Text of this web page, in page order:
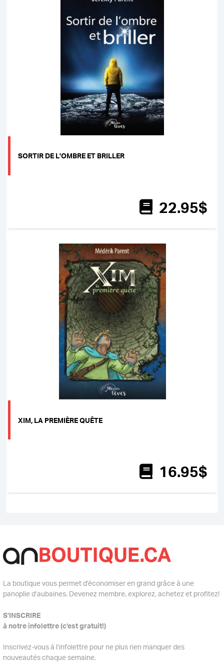
SORTIR DE L'OMBRE ET BRILLER
22.95$
XIM, LA PREMIÈRE QUÊTE
16.95$
La boutique vous permet d’économiser en grand grâce à une
panoplie d’aubaines. Devenez membre, explorez, achetez et profitez!
S’INSCRIRE
à notre infolettre (c’est gratuit!)
Inscrivez-vous à l’infolettre pour ne plus rien manquer des
nouveautés chaque semaine.